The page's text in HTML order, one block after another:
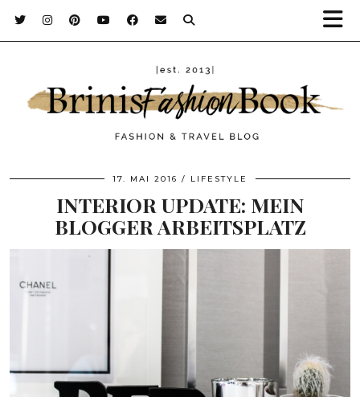
17. MAI 2016 LIFESTYLE
INTERIOR UPDATE: MEIN
BLOGGER ARBEITSPLATZ